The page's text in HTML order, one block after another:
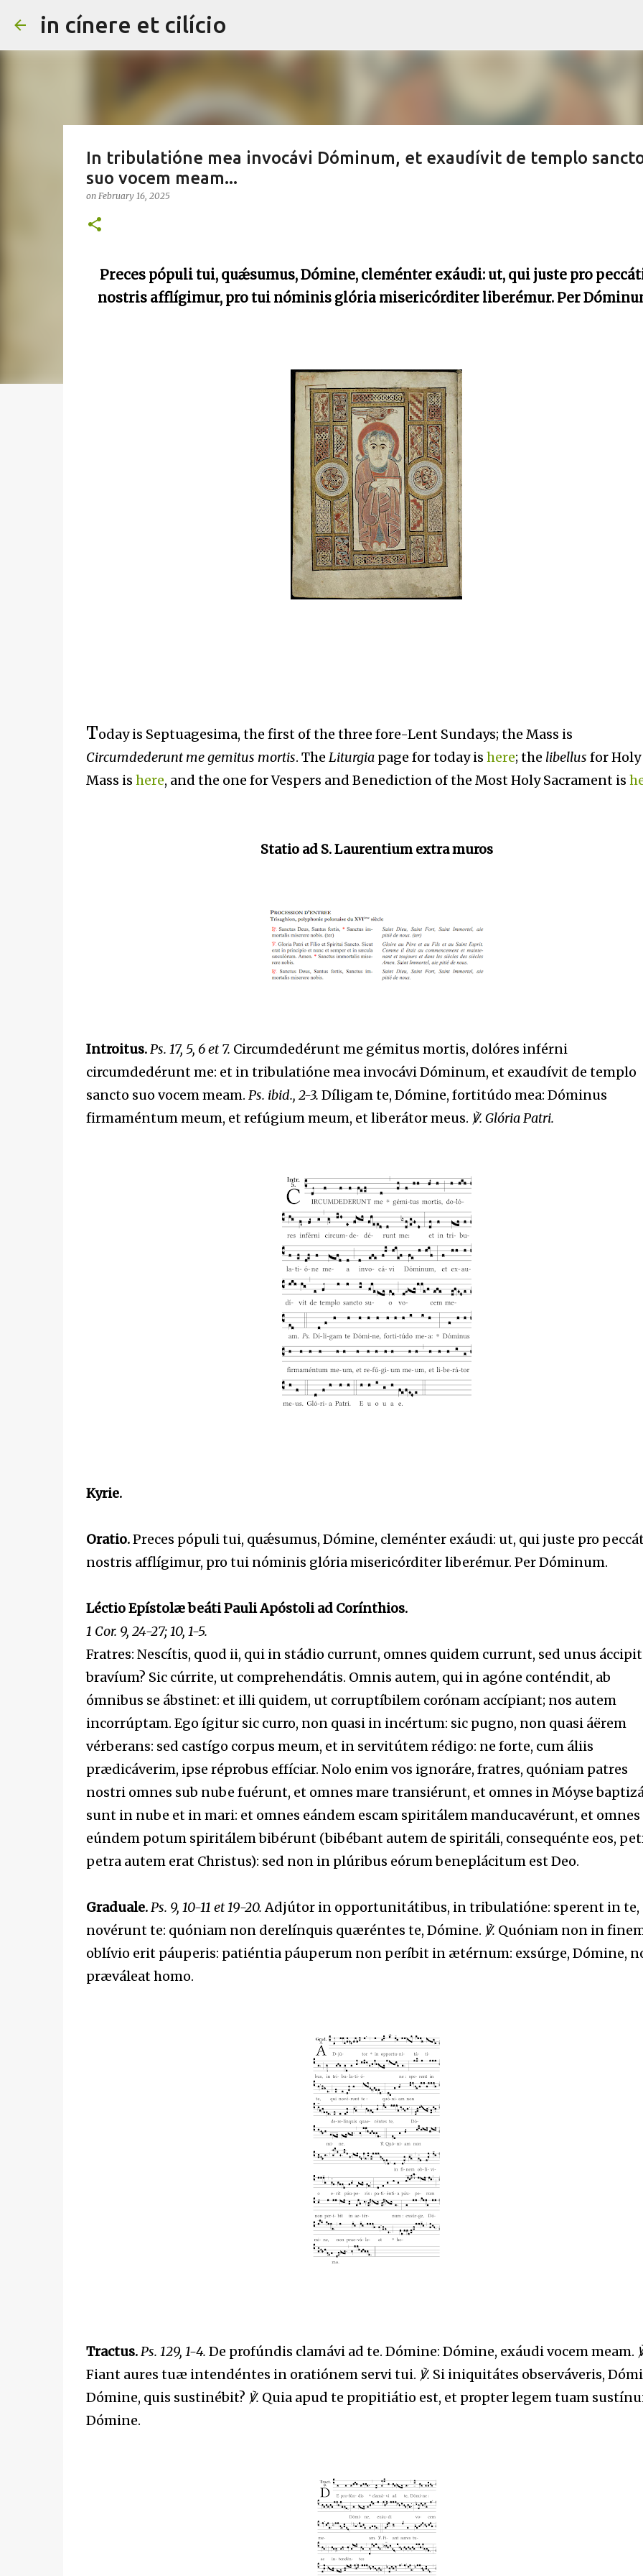
in cínere et cilício
In tribulatióne mea invocávi Dóminum, et exaudívit de templo
suo vocem meam...
on February 16, 2025
Preces pópuli tui, quǽsumus, Dómine, cleménter exáudi: ut, qui juste pro
nostris afflígimur, pro tui nóminis glória misericórditer liberémur. Per
Today is Septuagesima, the first of the three fore-Lent Sundays; the Mass is
Circumdederunt me gemitus mortis. The Liturgiapage for today is here; the libellus for Holy
Mass is here, and the one for Vespers and Benediction of the Most Holy Sacrament is
Statio ad S. Laurentium extra muros
Introitus.Ps. 17, 5, 6 et 7. Circumdedérunt me gémitus mortis, dolóres inférni
circumdedérunt me: et in tribulatióne mea invocávi Dóminum, et exaudívit de templo
sancto suo vocem meam. Ps. ibid., 2-3. Díligam te, Dómine, fortitúdo mea: Dóminus
firmaméntum meum, et refúgium meum, et liberátor meus. ℣. Glória Patri.
Kyrie.
Oratio.Preces pópuli tui, quǽsumus, Dómine, cleménter exáudi: ut, qui juste pro
nostris afflígimur, pro tui nóminis glória misericórditer liberémur. Per Dóminum.
Léctio Epístolæ beáti Pauli Apóstoli ad Corínthios.
1 Cor. 9, 24-27; 10, 1-5.
Fratres: Nescítis, quod ii, qui in stádio currunt, omnes quidem currunt, sed unus áccipit
bravíum? Sic cúrrite, ut comprehendátis. Omnis autem, qui in agóne conténdit, ab
ómnibus se ábstinet: et illi quidem, ut corruptíbilem corónam accípiant; nos autem
incorrúptam. Ego ígitur sic curro, non quasi in incértum: sic pugno, non quasi áërem
vérberans: sed castígo corpus meum, et in servitútem rédigo: ne forte, cum áliis
prædicáverim, ipse réprobus effíciar. Nolo enim vos ignoráre, fratres, quóniam patres
nostri omnes sub nube fuérunt, et omnes mare transiérunt, et omnes in Móyse
sunt in nube et in mari: et omnes eándem escam spiritálem manducavérunt, et omnes
eúndem potum spiritálem bibérunt (bibébant autem de spiritáli, consequénte eos,
petra autem erat Christus): sed non in plúribus eórum beneplácitum est Deo.
Graduale.Ps. 9, 10-11 et 19-20.Adjútor in opportunitátibus, in tribulatióne: sperent in te,
novérunt te: quóniam non derelínquis quæréntes te, Dómine. ℣. Quóniam non in
oblívio erit páuperis: patiéntia páuperum non períbit in ætérnum: exsúrge, Dómine,
præváleat homo.
Tractus.Ps. 129, 1-4. De profúndis clamávi ad te. Dómine: Dómine, exáudi vocem meam.
Fiant aures tuæ intendéntes in oratiónem servi tui. ℣. Si iniquitátes observáveris,
Dómine, quis sustinébit? ℣. Quia apud te propitiátio est, et propter legem tuam
Dómine.